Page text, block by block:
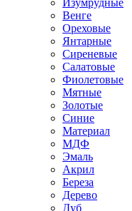
Изумрудные
Венге
Ореховые
Янтарные
Сиреневые
Салатовые
Фиолетовые
Мятные
Золотые
Синие
Материал
МДФ
Эмаль
Акрил
Береза
Дерево
Дуб